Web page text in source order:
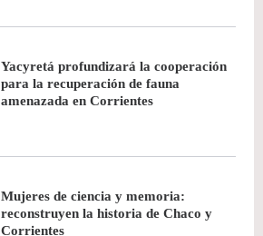
Yacyretá profundizará la cooperación
para la recuperación de fauna
amenazada en Corrientes
Mujeres de ciencia y memoria:
reconstruyen la historia de Chaco y
Corrientes